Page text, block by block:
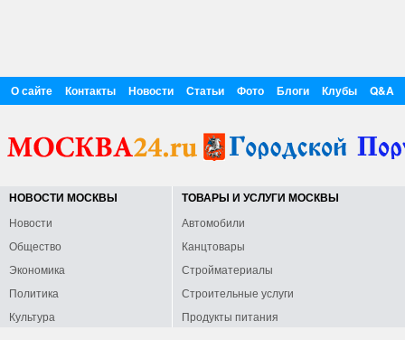
О сайте Контакты Новости Статьи Фото Блоги Клубы Q&A
НОВОСТИ МОСКВЫ
Новости
Общество
Экономика
Политика
Культура
ТОВАРЫ И УСЛУГИ МОСКВЫ
Автомобили
Канцтовары
Стройматериалы
Строительные услуги
Продукты питания